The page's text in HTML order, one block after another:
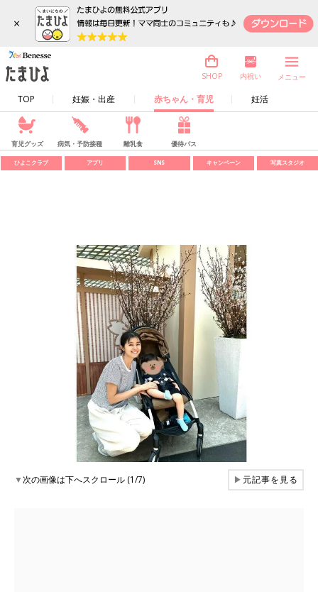
×
TOP 妊娠・出産 赤ちゃん・育児 妊活
SHOP 内祝い メニュー
育児グッズ 病気・予防接種 離乳食 優待パス
ひよこクラブ アプリ SNS キャンペーン 写真スタジオ
▼次の画像は下へスクロール (1/7) ▶元記事を見る